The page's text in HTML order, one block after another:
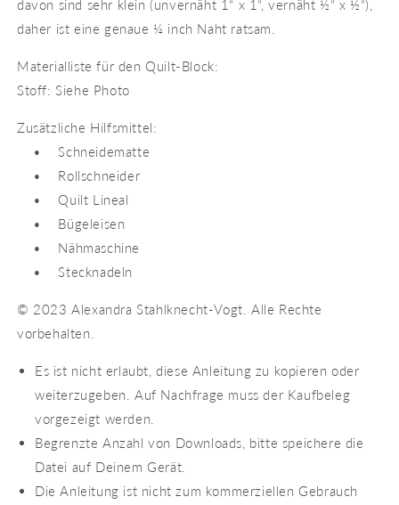
davon sind sehr klein (unvernäht 1“ x 1“, vernäht ½“ x ½“),
daher ist eine genaue ¼ inch Naht ratsam.
Materialliste für den Quilt-Block:
Stoff: Siehe Photo
Zusätzliche Hilfsmittel:
• Schneidematte
• Rollschneider
• Quilt Lineal
• Bügeleisen
• Nähmaschine
• Stecknadeln
© 2023 Alexandra Stahlknecht-Vogt. Alle Rechte
vorbehalten.
Es ist nicht erlaubt, diese Anleitung zu kopieren oder
weiterzugeben. Auf Nachfrage muss der Kaufbeleg
vorgezeigt werden.
Begrenzte Anzahl von Downloads, bitte speichere die
Datei auf Deinem Gerät.
Die Anleitung ist nicht zum kommerziellen Gebrauch